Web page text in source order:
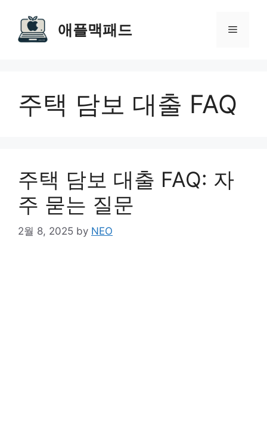
content
애플맥패드 Menu
주택 담보 대출 FAQ
주택 담보 대출 FAQ: 자
주 묻는 질문
2월 8, 2025 by NEO